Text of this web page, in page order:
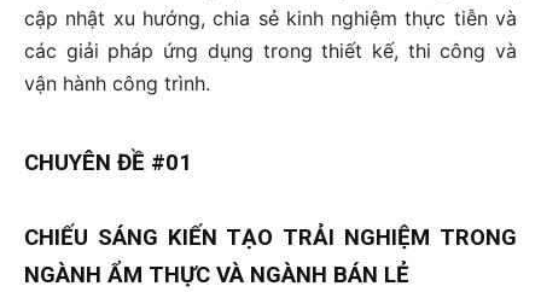
cập nhật xu hướng, chia sẻ kinh nghiệm thực tiễn và
các giải pháp ứng dụng trong thiết kế, thi công và
vận hành công trình.
CHUYÊN ĐỀ #01
CHIẾU SÁNG KIẾN TẠO TRẢI NGHIỆM TRONG
NGÀNH ẨM THỰC VÀ NGÀNH BÁN LẺ